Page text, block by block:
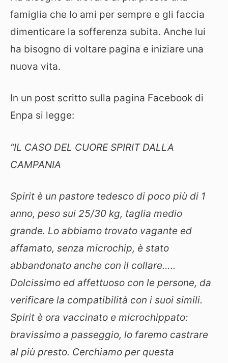
famiglia che lo ami per sempre e gli faccia
dimenticare la sofferenza subita. Anche lui
ha bisogno di voltare pagina e iniziare una
nuova vita.
In un post scritto sulla pagina Facebook di
Enpa si legge:
“IL CASO DEL CUORE SPIRIT DALLA
CAMPANIA
Spirit è un pastore tedesco di poco più di 1
anno, peso sui 25/30 kg, taglia medio
grande. Lo abbiamo trovato vagante ed
affamato, senza microchip, è stato
abbandonato anche con il collare…..
Dolcissimo ed affettuoso con le persone, da
verificare la compatibilità con i suoi simili.
Spirit è ora vaccinato e microchippato:
bravissimo a passeggio, lo faremo castrare
al più presto. Cerchiamo per questa